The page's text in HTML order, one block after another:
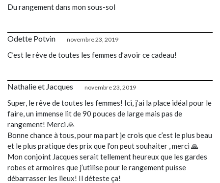
Du rangement dans mon sous-sol
Odette Potvin novembre 23, 2019
C’est le rêve de toutes les femmes d’avoir ce cadeau!
Nathalie et Jacques novembre 23, 2019
Super, le rêve de toutes les femmes! Ici, j’ai la place idéal pour le
faire, un immense lit de 90 pouces de large mais pas de
rangement! Merci 🙏
Bonne chance à tous, pour ma part je crois que c’est le plus beau
et le plus pratique des prix que l’on peut souhaiter , merci 🙏
Mon conjoint Jacques serait tellement heureux que les gardes
robes et armoires que j’utilise pour le rangement puisse
débarrasser les lieux! Il déteste ça!